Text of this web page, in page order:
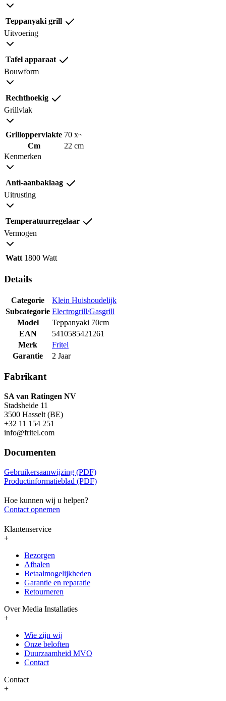
Teppanyaki grill
Uitvoering
Tafel apparaat
Bouwform
Rechthoekig
Grillvlak
Grilloppervlakte 70 x~
Cm
22 cm
Kenmerken
Anti-aanbaklaag
Uitrusting
Temperatuurregelaar
Vermogen
Watt 1800 Watt
Details
Categorie
Klein Huishoudelijk
Subcategorie Electrogrill/Gasgrill
Model
Teppanyaki 70cm
EAN
5410585421261
Merk
Fritel
Garantie
2 Jaar
Fabrikant
SA van Ratingen NV
Stadsheide 11
3500 Hasselt (BE)
+32 11 154 251
info@fritel.com
Documenten
Gebruikersaanwijzing (PDF)
Productinformatieblad (PDF)
Hoe kunnen wij u helpen?
Contact opnemen
Klantenservice
+
Bezorgen
Afhalen
Betaalmogelijkheden
Garantie en reparatie
Retourneren
Over Media Installaties
+
Wie zijn wij
Onze beloften
Duurzaamheid MVO
Contact
Contact
+